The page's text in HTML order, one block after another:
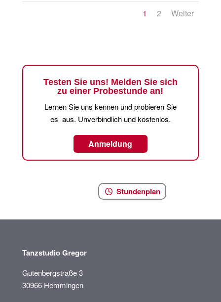
1 2 Weiter
Testen Sie uns! Melden Sie sich
zu einer Probestunde an!
Lernen Sie uns kennen und probieren Sie
es aus. Unverbindlich und kostenlos.
Anmeldung
Stundenplan
Tanzstudio Gregor
Gutenbergstraße 3
30966 Hemmingen